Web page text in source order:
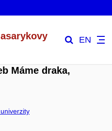
EN
Máme draka,